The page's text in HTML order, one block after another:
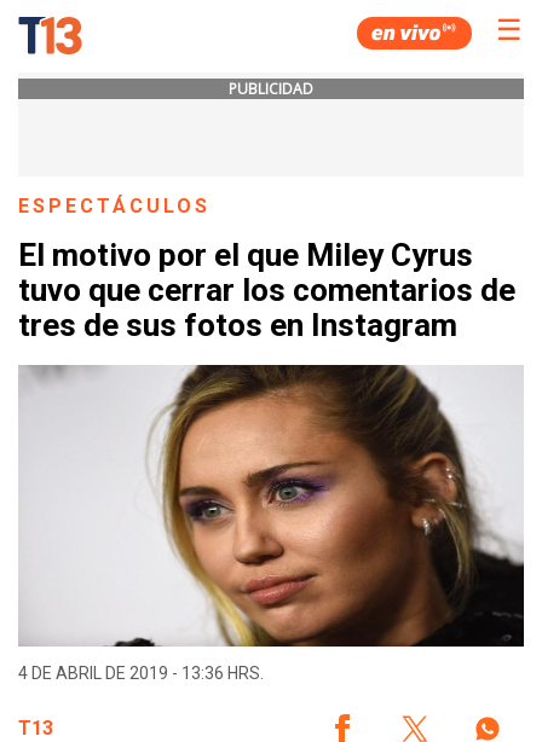
☰
PUBLICIDAD
ESPECTÁCULOS
El motivo por el que Miley Cyrus
tuvo que cerrar los comentarios de
tres de sus fotos en Instagram
4 DE ABRIL DE 2019 - 13:36 HRS.
T13